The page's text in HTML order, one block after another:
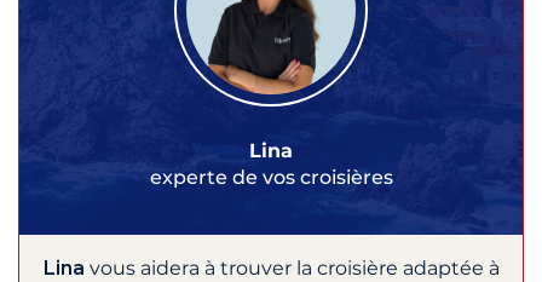
Lina
experte de vos croisières
Lina vous aidera à trouver la croisière adaptée à